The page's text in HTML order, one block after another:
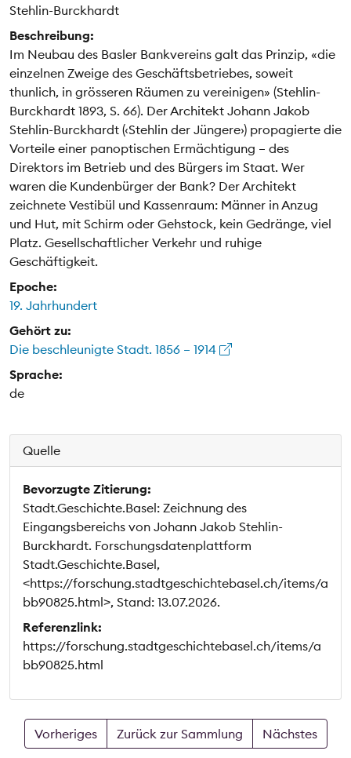
Stehlin-Burckhardt
Beschreibung:
Im Neubau des Basler Bankvereins galt das Prinzip, «die
einzelnen Zweige des Geschäftsbetriebes, soweit
thunlich, in grösseren Räumen zu vereinigen» (Stehlin-
Burckhardt 1893, S. 66). Der Architekt Johann Jakob
Stehlin-Burckhardt (‹Stehlin der Jüngere›) propagierte die
Vorteile einer panoptischen Ermächtigung – des
Direktors im Betrieb und des Bürgers im Staat. Wer
waren die Kundenbürger der Bank? Der Architekt
zeichnete Vestibül und Kassenraum: Männer in Anzug
und Hut, mit Schirm oder Gehstock, kein Gedränge, viel
Platz. Gesellschaftlicher Verkehr und ruhige
Geschäftigkeit.
Epoche:
19. Jahrhundert
Gehört zu:
Die beschleunigte Stadt. 1856 – 1914
Sprache:
de
Quelle
Bevorzugte Zitierung:
Stadt.Geschichte.Basel: Zeichnung des
Eingangsbereichs von Johann Jakob Stehlin-
Burckhardt. Forschungsdatenplattform
Stadt.Geschichte.Basel,
<https://forschung.stadtgeschichtebasel.ch/items/a
bb90825.html>, Stand: 13.07.2026.
Referenzlink:
https://forschung.stadtgeschichtebasel.ch/items/a
bb90825.html
Vorheriges Zurück zur Sammlung Nächstes